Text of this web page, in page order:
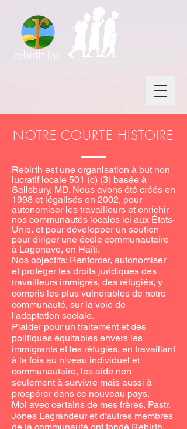
NOTRE COURTE HISTOIRE
Rebirth est une organisation à but non
lucratif locale 501 (c) (3) basée à
Salisbury, MD. Nous avons été créés en
1998 et légalisés en 2002, pour
autonomiser les travailleurs et enrichir
nos communautés locales ici aux États-
Unis, et pour développer un soutien
pour diriger une école communautaire
à Lagonave, en Haïti.
Nos objectifs: Renforcer, autonomiser
et protéger les droits juridiques des
travailleurs immigrés, des réfugiés, y
compris les plus vulnérables de notre
communauté, sur la voie de
l'adaptation sociale.
Plaider pour un traitement et des
politiques équitables envers les
immigrants et les réfugiés, en travaillant
à la fois au niveau individuel et
communautaire, les aide non
seulement à survivre mais aussi à
prospérer dans ce nouveau pays.
Moi avec certains de mes frères, Pastr.
Jones Lagrandeur et d'autres membres